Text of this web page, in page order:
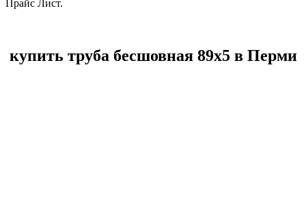
Прайс Лист.
купить труба бесшовная 89х5 в Перми